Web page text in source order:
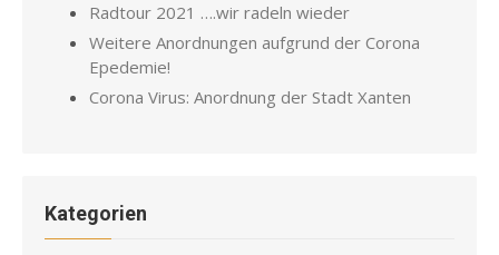
Radtour 2021 ….wir radeln wieder
Weitere Anordnungen aufgrund der Corona
Epedemie!
Corona Virus: Anordnung der Stadt Xanten
Kategorien